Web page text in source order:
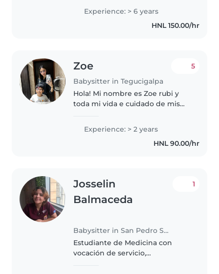
edades porque he crecido
cuidando a todos mis hermanos.
Además, tengo certificación..
Experience: > 6 years
HNL 150.00/hr
Zoe
Babysitter in Tegucigalpa
5
Hola! Mi nombre es Zoe rubi y
toda mi vida e cuidado de mis
como niñera de amistades.
Ayudo a los niños con sus tareas,
se cocinar (hago snacks
Experience: > 2 years
HNL 90.00/hr
Josselin
Balmaceda
Babysitter in San Pedro Sula
1
Estudiante de Medicina con
vocación de servicio,